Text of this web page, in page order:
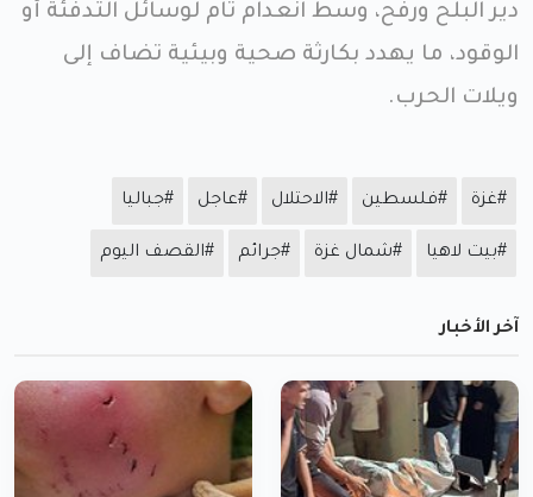
دير البلح ورفح، وسط انعدام تام لوسائل التدفئة أو
الوقود، ما يهدد بكارثة صحية وبيئية تضاف إلى
ويلات الحرب.
#غزة #فلسطين #الاحتلال #عاجل #جباليا
#بيت لاهيا #شمال غزة #جرائم #القصف اليوم
آخر الأخبار